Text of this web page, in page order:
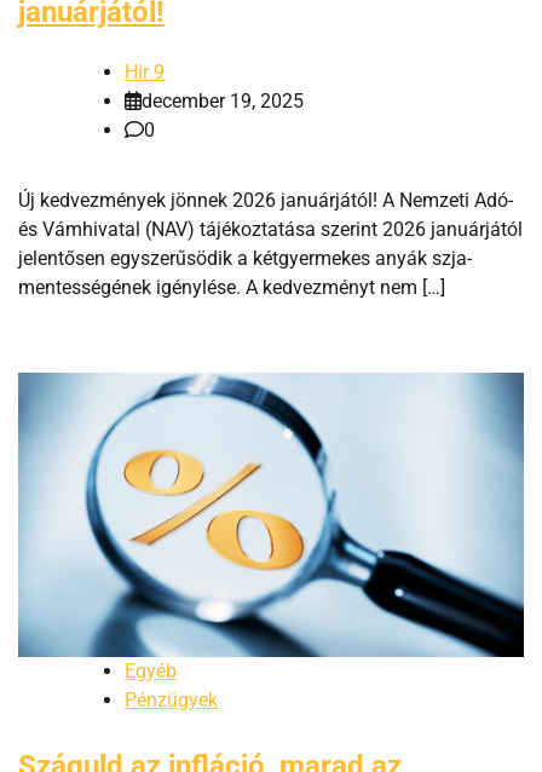
januárjától!
Hir 9
december 19, 2025
0
Új kedvezmények jönnek 2026 januárjától! A Nemzeti Adó-
és Vámhivatal (NAV) tájékoztatása szerint 2026 januárjától
jelentősen egyszerűsödik a kétgyermekes anyák szja-
mentességének igénylése. A kedvezményt nem […]
Egyéb
Pénzügyek